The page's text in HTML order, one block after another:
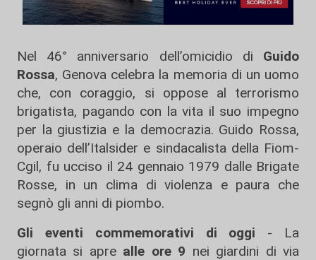
Nel 46° anniversario dell’omicidio di Guido
Rossa, Genova celebra la memoria di un uomo
che, con coraggio, si oppose al terrorismo
brigatista, pagando con la vita il suo impegno
per la giustizia e la democrazia. Guido Rossa,
operaio dell’Italsider e sindacalista della Fiom-
Cgil, fu ucciso il 24 gennaio 1979 dalle Brigate
Rosse, in un clima di violenza e paura che
segnò gli anni di piombo.
Gli eventi commemorativi di oggi - La
giornata si apre alle ore 9 nei giardini di via